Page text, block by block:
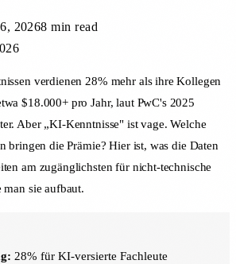
20268 min read
verdienen 28% mehr als ihre Kollegen
$18.000+ pro Jahr, laut PwC's 2025
Aber „KI-Kenntnisse" ist vage. Welche
bringen die Prämie? Hier ist, was die Daten
am zugänglichsten für nicht-technische
sie aufbaut.
28% für KI-versierte Fachleute